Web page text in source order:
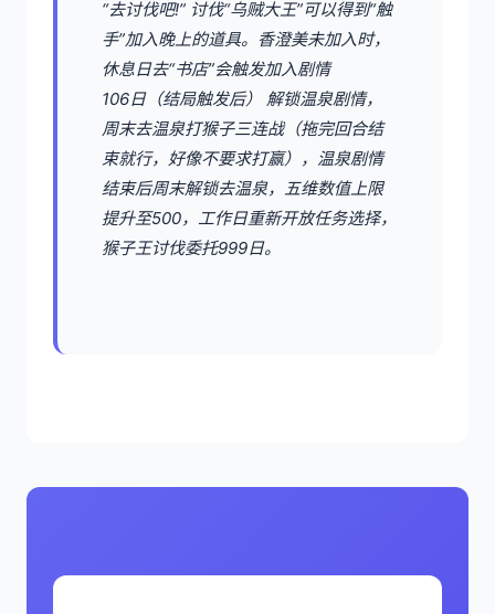
“去讨伐吧!” 讨伐“乌贼大王”可以得到“触
手”加入晚上的道具。香澄美未加入时，
休息日去“书店”会触发加入剧情
106日（结局触发后） 解锁温泉剧情，
周末去温泉打猴子三连战（拖完回合结
束就行，好像不要求打赢），温泉剧情
结束后周末解锁去温泉，五维数值上限
提升至500，工作日重新开放任务选择，
猴子王讨伐委托999日。